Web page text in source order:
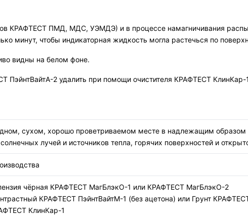
КРАФТЕСТ ПМД, МДС, УЭМДЭ) и в процессе намагничивания
минут, чтобы индикаторная жидкость могла растечься по
видны на белом фоне.
ПэйнтВайтА-2 удалить при помощи очистителя КРАФТЕСТ КлинКар-
сухом, хорошо проветриваемом месте в надлежащим образом
лучей и источников тепла, горячих поверхностей и
чёрная КРАФТЕСТ МагБлэкО-1 или КРАФТЕСТ МагБлэкО-2
КРАФТЕСТ ПэйнтВайтМ-1 (без ацетона) или Грунт
КлинКар-1